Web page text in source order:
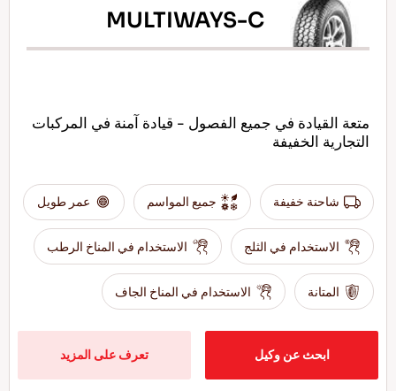
MULTIWAYS-C
متعة القيادة في جميع الفصول - قيادة آمنة في المركبات
التجارية الخفيفة
شاحنة خفيفة جميع المواسم عمر طويل
الاستخدام في الثلج الاستخدام في المناخ الرطب
المتانة الاستخدام في المناخ الجاف
ابحث عن وكيل تعرف على المزيد